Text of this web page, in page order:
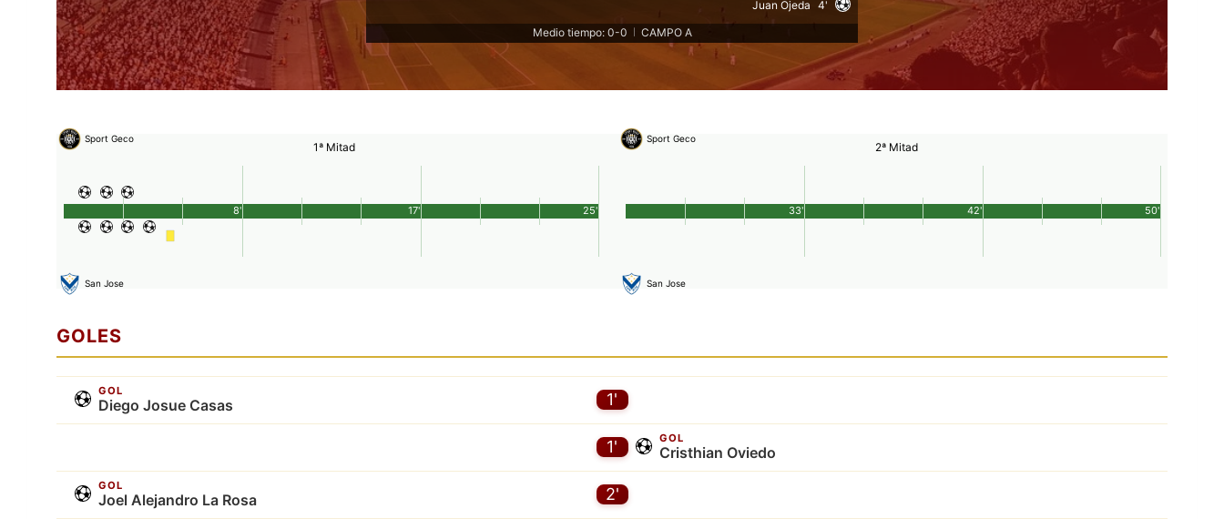
Juan Ojeda 4'
Medio tiempo: 0-0
CAMPO A
Sport Geco
1ª Mitad
San Jose
25'
8' 17'
Sport Geco
2ª Mitad
San Jose
50'
33' 42'
GOLES
GOL
Diego Josue Casas 1'
1' GOL
Cristhian Oviedo
GOL
Joel Alejandro La Rosa 2'